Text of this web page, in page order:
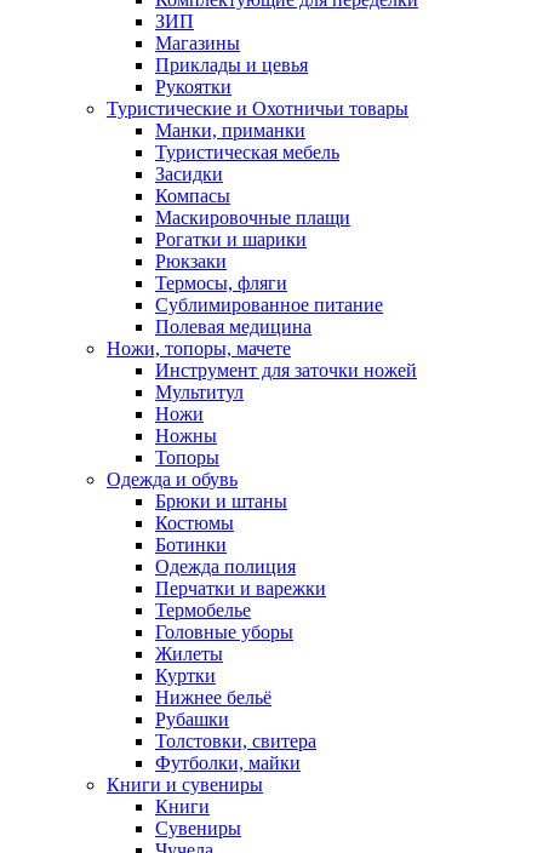
ЗИП
Магазины
Приклады и цевья
Рукоятки
Туристические и Охотничьи товары
Манки, приманки
Туристическая мебель
Засидки
Компасы
Маскировочные плащи
Рогатки и шарики
Рюкзаки
Термосы, фляги
Сублимированное питание
Полевая медицина
Ножи, топоры, мачете
Инструмент для заточки ножей
Мультитул
Ножи
Ножны
Топоры
Одежда и обувь
Брюки и штаны
Костюмы
Ботинки
Одежда полиция
Перчатки и варежки
Термобелье
Головные уборы
Жилеты
Куртки
Нижнее бельё
Рубашки
Толстовки, свитера
Футболки, майки
Книги и сувениры
Книги
Сувениры